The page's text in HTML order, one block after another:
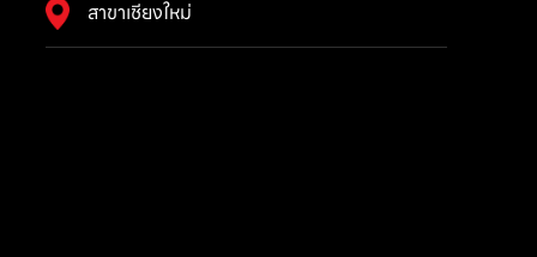
สาขาเชียงใหม่